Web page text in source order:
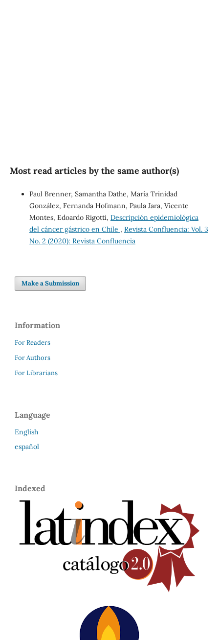
Most read articles by the same author(s)
Paul Brenner, Samantha Dathe, María Trinidad
González, Fernanda Hofmann, Paula Jara, Vicente
Montes, Edoardo Rigotti, Descripción epidemiológica
del cáncer gástrico en Chile , Revista Confluencia: Vol. 3
No. 2 (2020): Revista Confluencia
Make a Submission
Information
For Readers
For Authors
For Librarians
Language
English
español
Indexed